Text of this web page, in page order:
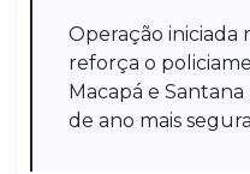
Operação iniciada
reforça o
Macapá e
de ano mais